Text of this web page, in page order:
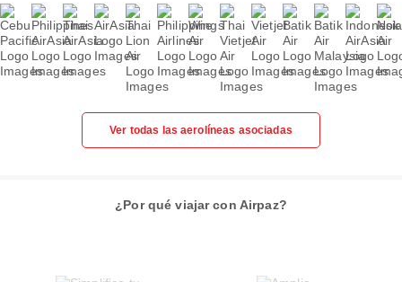
Ver todas las aerolíneas asociadas
¿Por qué viajar con Airpaz?